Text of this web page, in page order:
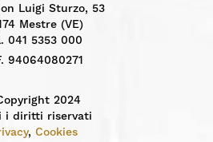
Luigi Sturzo, 53
Mestre (VE)
041 5353 000
94064080271
2024
i diritti riservati
, Cookies